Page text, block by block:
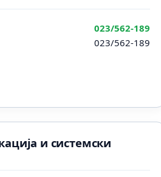
023/562-189
023/562-189
и системски